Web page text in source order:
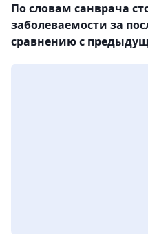
По словам санврача
заболеваемости за
сравнению с